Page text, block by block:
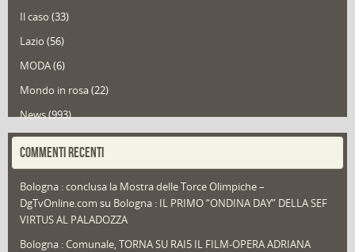
Il caso (33)
Lazio (56)
MODA(6)
Mondo in rosa(22)
News(993)
Portfolio(1)
Redazioni(1.049)
Speciali (22)
Sport
COMMENTI RECENTI
Bologna : conclusa la Mostra delle Torce Olimpiche –
DgTvOnline.com su Bologna : IL PRIMO “ONDINA DAY” DELLA SEF
VIRTUS AL PALADOZZA
Bologna : Comunale, TORNA SU RAI5 IL FILM-OPERA ADRIANA